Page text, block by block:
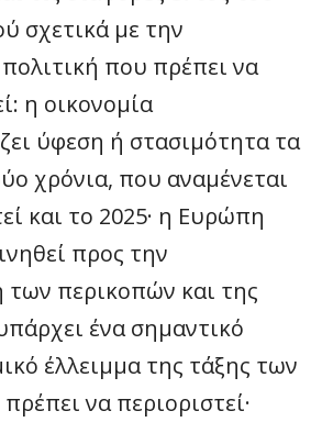
σχετικά με την
που πρέπει να
η οικονομία
ύφεση ή στασιμότητα τα
χρόνια, που αναμένεται
και το 2025· η Ευρώπη
προς την
των περικοπών και της
ένα σημαντικό
έλλειμμα της τάξης των
να περιοριστεί·